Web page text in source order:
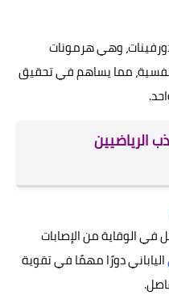
وهي هرمونات
مما يساهم في تحقيق
الرياضيين
في الوقاية من الإصابات
الياباني دورًا مهمًا في تقوية